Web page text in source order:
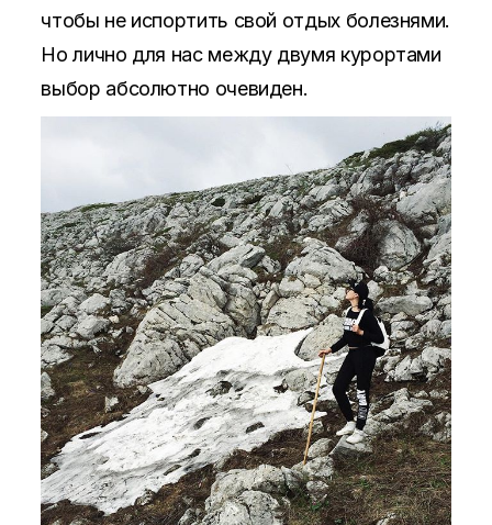
чтобы не испортить свой отдых болезнями.
Но лично для нас между двумя курортами
выбор абсолютно очевиден.